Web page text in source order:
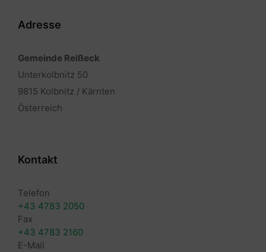
Adresse
Gemeinde Reißeck
Unterkolbnitz 50
9815 Kolbnitz / Kärnten
Österreich
Kontakt
Telefon
+43 4783 2050
Fax
+43 4783 2160
E-Mail